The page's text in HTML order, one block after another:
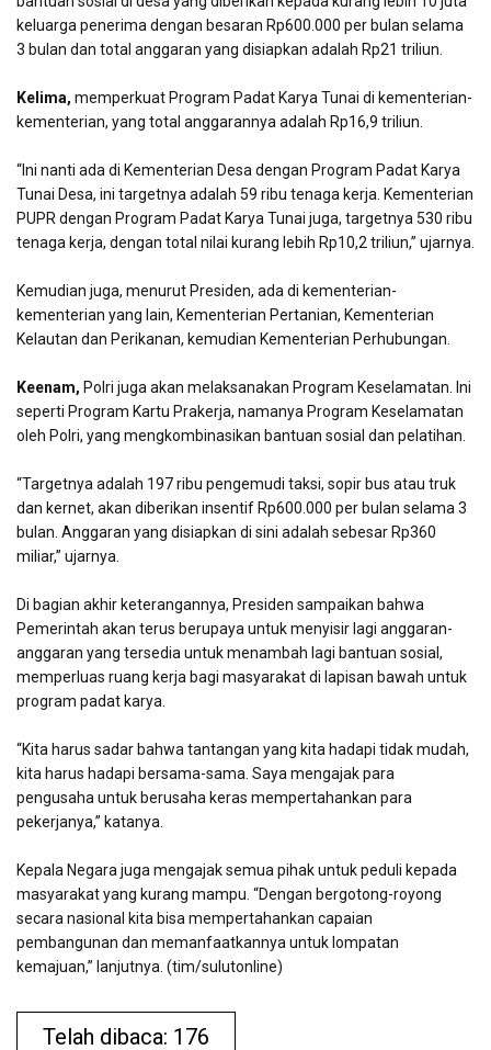
keluarga penerima dengan besaran Rp600.000 per bulan selama
3 bulan dan total anggaran yang disiapkan adalah Rp21 triliun.
Kelima, memperkuat Program Padat Karya Tunai di kementerian-
kementerian, yang total anggarannya adalah Rp16,9 triliun.
“Ini nanti ada di Kementerian Desa dengan Program Padat Karya
Tunai Desa, ini targetnya adalah 59 ribu tenaga kerja. Kementerian
PUPR dengan Program Padat Karya Tunai juga, targetnya 530 ribu
tenaga kerja, dengan total nilai kurang lebih Rp10,2 triliun,” ujarnya.
Kemudian juga, menurut Presiden, ada di kementerian-
kementerian yang lain, Kementerian Pertanian, Kementerian
Kelautan dan Perikanan, kemudian Kementerian Perhubungan.
Keenam, Polri juga akan melaksanakan Program Keselamatan. Ini
seperti Program Kartu Prakerja, namanya Program Keselamatan
oleh Polri, yang mengkombinasikan bantuan sosial dan pelatihan.
“Targetnya adalah 197 ribu pengemudi taksi, sopir bus atau truk
dan kernet, akan diberikan insentif Rp600.000 per bulan selama 3
bulan. Anggaran yang disiapkan di sini adalah sebesar Rp360
miliar,” ujarnya.
Di bagian akhir keterangannya, Presiden sampaikan bahwa
Pemerintah akan terus berupaya untuk menyisir lagi anggaran-
anggaran yang tersedia untuk menambah lagi bantuan sosial,
memperluas ruang kerja bagi masyarakat di lapisan bawah untuk
program padat karya.
“Kita harus sadar bahwa tantangan yang kita hadapi tidak mudah,
kita harus hadapi bersama-sama. Saya mengajak para
pengusaha untuk berusaha keras mempertahankan para
pekerjanya,” katanya.
Kepala Negara juga mengajak semua pihak untuk peduli kepada
masyarakat yang kurang mampu. “Dengan bergotong-royong
secara nasional kita bisa mempertahankan capaian
pembangunan dan memanfaatkannya untuk lompatan
kemajuan,” lanjutnya. (tim/sulutonline)
Telah dibaca: 176